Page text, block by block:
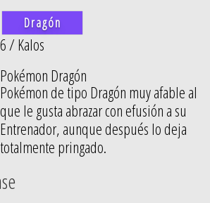
Dragón
6 / Kalos
Pokémon Dragón
Pokémon de tipo Dragón muy afable al
que le gusta abrazar con efusión a su
Entrenador, aunque después lo deja
totalmente pringado.